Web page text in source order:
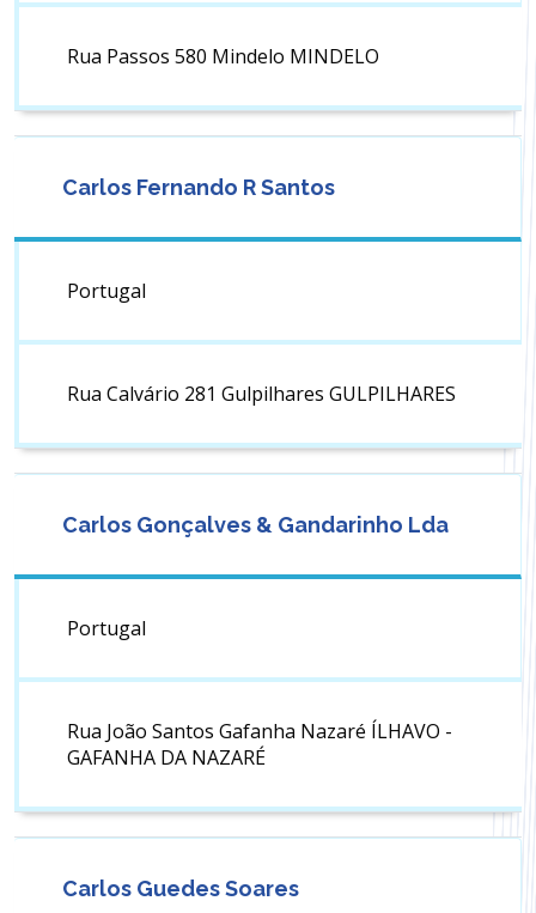
Rua Passos 580 Mindelo MINDELO
Carlos Fernando R Santos
Portugal
Rua Calvário 281 Gulpilhares GULPILHARES
Carlos Gonçalves & Gandarinho Lda
Portugal
Rua João Santos Gafanha Nazaré ÍLHAVO -
GAFANHA DA NAZARÉ
Carlos Guedes Soares